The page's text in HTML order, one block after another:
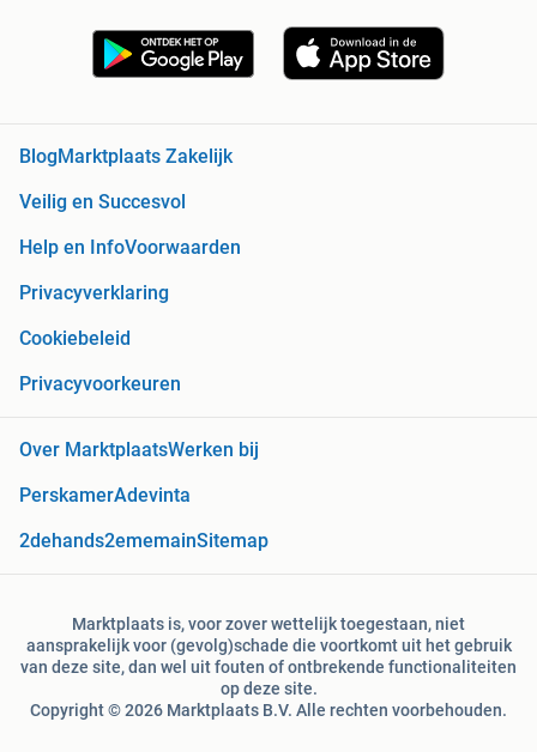
BlogMarktplaats Zakelijk
Veilig en Succesvol
Help en InfoVoorwaarden
Privacyverklaring
Cookiebeleid
Privacyvoorkeuren
Over MarktplaatsWerken bij
PerskamerAdevinta
2dehands2ememainSitemap
Marktplaats is, voor zover wettelijk toegestaan, niet
aansprakelijk voor (gevolg)schade die voortkomt uit het gebruik
van deze site, dan wel uit fouten of ontbrekende functionaliteiten
op deze site.
Copyright © 2026 Marktplaats B.V. Alle rechten voorbehouden.